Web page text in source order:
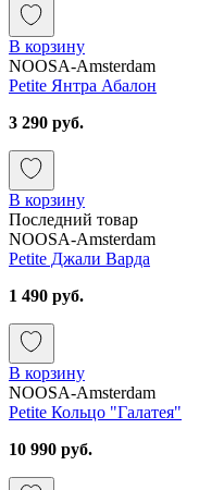
В корзину
NOOSA-Amsterdam
Petite Янтра Абалон
3 290 руб.
В корзину
Последний товар
NOOSA-Amsterdam
Petite Джали Варда
1 490 руб.
В корзину
NOOSA-Amsterdam
Petite Кольцо "Галатея"
10 990 руб.